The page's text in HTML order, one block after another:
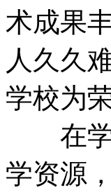
术成果
人久久
学校为
在学
学资源